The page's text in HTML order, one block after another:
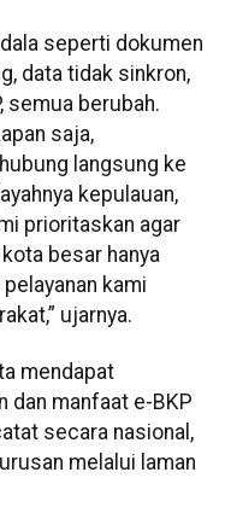
seperti dokumen
data tidak sinkron,
semua berubah.
saja,
langsung ke
kepulauan,
prioritaskan agar
besar hanya
kami
ujarnya.
mendapat
dan manfaat e-BKP
secara nasional,
melalui laman